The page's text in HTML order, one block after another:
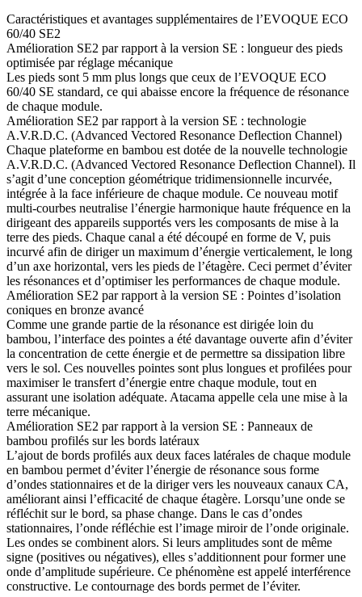
Caractéristiques et avantages supplémentaires de l’EVOQUE ECO
60/40 SE2
Amélioration SE2 par rapport à la version SE : longueur des pieds
optimisée par réglage mécanique
Les pieds sont 5 mm plus longs que ceux de l’EVOQUE ECO
60/40 SE standard, ce qui abaisse encore la fréquence de résonance
de chaque module.
Amélioration SE2 par rapport à la version SE : technologie
A.V.R.D.C. (Advanced Vectored Resonance Deflection Channel)
Chaque plateforme en bambou est dotée de la nouvelle technologie
A.V.R.D.C. (Advanced Vectored Resonance Deflection Channel). Il
s’agit d’une conception géométrique tridimensionnelle incurvée,
intégrée à la face inférieure de chaque module. Ce nouveau motif
multi-courbes neutralise l’énergie harmonique haute fréquence en la
dirigeant des appareils supportés vers les composants de mise à la
terre des pieds. Chaque canal a été découpé en forme de V, puis
incurvé afin de diriger un maximum d’énergie verticalement, le long
d’un axe horizontal, vers les pieds de l’étagère. Ceci permet d’éviter
les résonances et d’optimiser les performances de chaque module.
Amélioration SE2 par rapport à la version SE : Pointes d’isolation
coniques en bronze avancé
Comme une grande partie de la résonance est dirigée loin du
bambou, l’interface des pointes a été davantage ouverte afin d’éviter
la concentration de cette énergie et de permettre sa dissipation libre
vers le sol. Ces nouvelles pointes sont plus longues et profilées pour
maximiser le transfert d’énergie entre chaque module, tout en
assurant une isolation adéquate. Atacama appelle cela une mise à la
terre mécanique.
Amélioration SE2 par rapport à la version SE : Panneaux de
bambou profilés sur les bords latéraux
L’ajout de bords profilés aux deux faces latérales de chaque module
en bambou permet d’éviter l’énergie de résonance sous forme
d’ondes stationnaires et de la diriger vers les nouveaux canaux CA,
améliorant ainsi l’efficacité de chaque étagère. Lorsqu’une onde se
réfléchit sur le bord, sa phase change. Dans le cas d’ondes
stationnaires, l’onde réfléchie est l’image miroir de l’onde originale.
Les ondes se combinent alors. Si leurs amplitudes sont de même
signe (positives ou négatives), elles s’additionnent pour former une
onde d’amplitude supérieure. Ce phénomène est appelé interférence
constructive. Le contournage des bords permet de l’éviter.